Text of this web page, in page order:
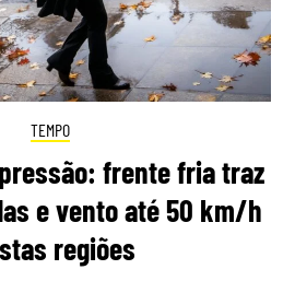
TEMPO
frente fria traz
e vento até 50 km/h
regiões